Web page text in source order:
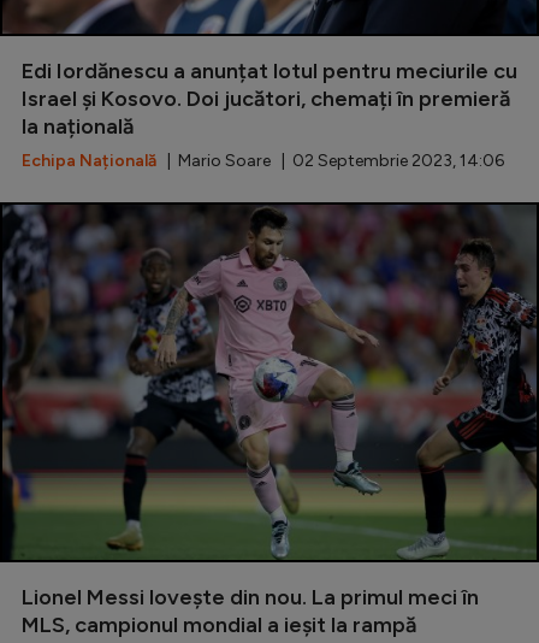
Edi Iordănescu a anunțat lotul pentru meciurile cu
Israel și Kosovo. Doi jucători, chemați în premieră
la națională
Echipa Națională | Mario Soare | 02 Septembrie 2023, 14:06
Lionel Messi lovește din nou. La primul meci în
MLS, campionul mondial a ieșit la rampă